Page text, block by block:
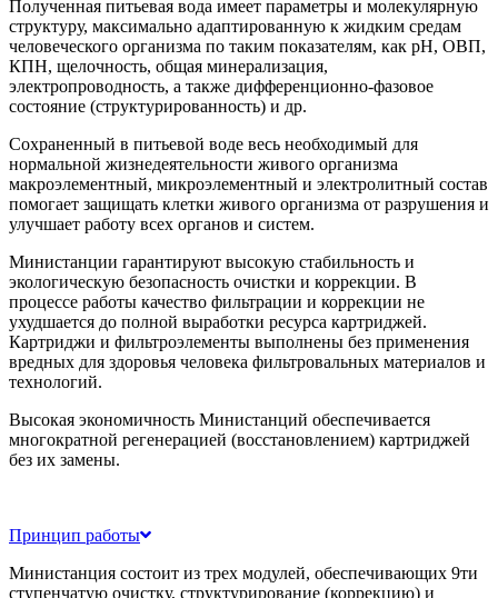
Полученная питьевая вода имеет параметры и молекулярную
структуру, максимально адаптированную к жидким средам
человеческого организма по таким показателям, как рH, ОВП,
КПН, щелочность, общая минерализация,
электропроводность, а также дифференционно-фазовое
состояние (структурированность) и др.
Сохраненный в питьевой воде весь необходимый для
нормальной жизнедеятельности живого организма
макроэлементный, микроэлементный и электролитный состав
помогает защищать клетки живого организма от разрушения и
улучшает работу всех органов и систем.
Министанции гарантируют высокую стабильность и
экологическую безопасность очистки и коррекции. В
процессе работы качество фильтрации и коррекции не
ухудшается до полной выработки ресурса картриджей.
Картриджи и фильтроэлементы выполнены без применения
вредных для здоровья человека фильтровальных материалов и
технологий.
Высокая экономичность Министанций обеспечивается
многократной регенерацией (восстановлением) картриджей
без их замены.
Принцип работы
Министанция состоит из трех модулей, обеспечивающих 9ти
ступенчатую очистку, структурирование (коррекцию) и